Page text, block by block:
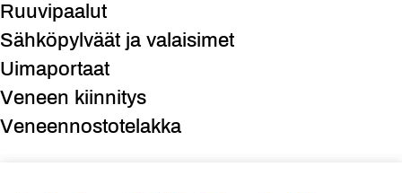
Ruuvipaalut
Sähköpylväät ja valaisimet
Uimaportaat
Veneen kiinnitys
Veneennostotelakka